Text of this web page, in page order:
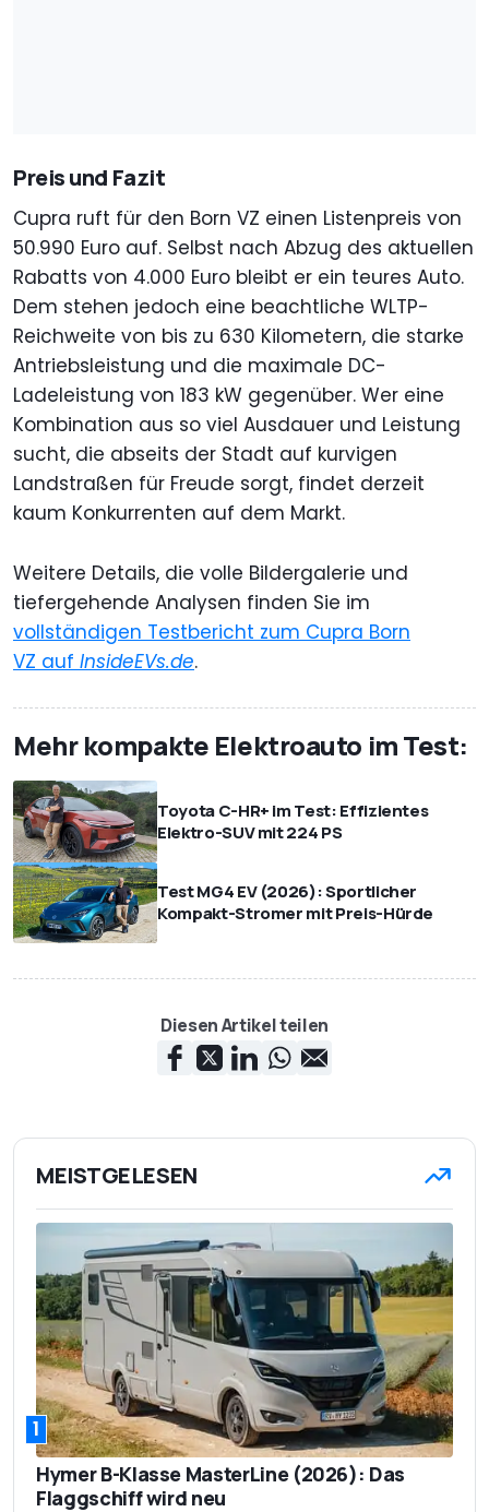
Preis und Fazit
Cupra ruft für den Born VZ einen Listenpreis von
50.990 Euro auf. Selbst nach Abzug des aktuellen
Rabatts von 4.000 Euro bleibt er ein teures Auto.
Dem stehen jedoch eine beachtliche WLTP-
Reichweite von bis zu 630 Kilometern, die starke
Antriebsleistung und die maximale DC-
Ladeleistung von 183 kW gegenüber. Wer eine
Kombination aus so viel Ausdauer und Leistung
sucht, die abseits der Stadt auf kurvigen
Landstraßen für Freude sorgt, findet derzeit
kaum Konkurrenten auf dem Markt.
Weitere Details, die volle Bildergalerie und
tiefergehende Analysen finden Sie im
vollständigen Testbericht zum Cupra Born
VZ auf InsideEVs.de.
Mehr kompakte Elektroauto im Test:
Toyota C-HR+ im Test: Effizientes
Elektro-SUV mit 224 PS
Test MG4 EV (2026): Sportlicher
Kompakt-Stromer mit Preis-Hürde
Diesen Artikel teilen
MEISTGELESEN
1
Hymer B-Klasse MasterLine (2026): Das
Flaggschiff wird neu